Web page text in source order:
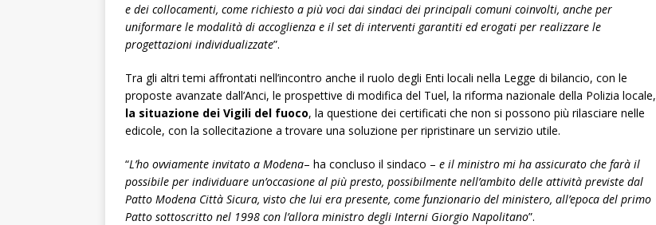
e dei collocamenti, come richiesto a più voci dai sindaci dei principali comuni coinvolti, anche per
uniformare le modalità di accoglienza e il set di interventi garantiti ed erogati per realizzare le
progettazioni individualizzate”.
Tra gli altri temi affrontati nell’incontro anche il ruolo degli Enti locali nella Legge di bilancio, con le
proposte avanzate dall’Anci, le prospettive di modifica del Tuel, la riforma nazionale della Polizia locale,
la situazione dei Vigili del fuoco, la questione dei certificati che non si possono più rilasciare nelle
edicole, con la sollecitazione a trovare una soluzione per ripristinare un servizio utile.
“L’ho ovviamente invitato a Modena– ha concluso il sindaco – e il ministro mi ha assicurato che farà il
possibile per individuare un’occasione al più presto, possibilmente nell’ambito delle attività previste dal
Patto Modena Città Sicura, visto che lui era presente, come funzionario del ministero, all’epoca del primo
Patto sottoscritto nel 1998 con l’allora ministro degli Interni Giorgio Napolitano”.